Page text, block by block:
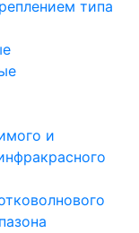
типа
и